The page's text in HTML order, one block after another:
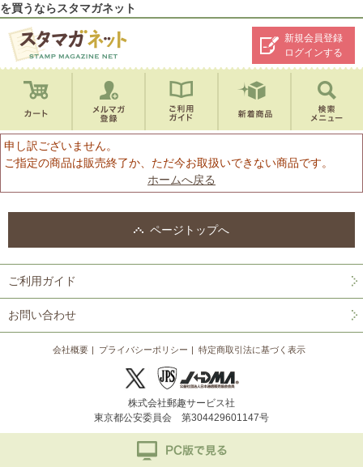
を買うならスタマガネット
新規会員登録
ログインする
申し訳ございません。
ご指定の商品は販売終了か、ただ今お取扱いできない商品です。
ホームへ戻る
ページトップへ
ご利用ガイド
お問い合わせ
会社概要 プライバシーポリシー 特定商取引法に基づく表示
株式会社郵趣サービス社
東京都公安委員会 第304429601147号